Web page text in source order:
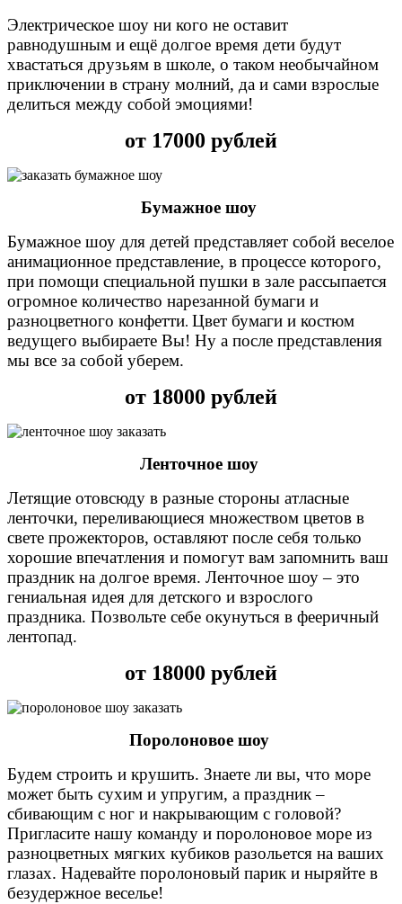
Электрическое шоу ни кого не оставит
равнодушным и ещё долгое время дети будут
хвастаться друзьям в школе, о таком необычайном
приключении в страну молний, да и сами взрослые
делиться между собой эмоциями!
от 17000 рублей
Бумажное шоу
Бумажное шоу для детей представляет собой веселое
анимационное представление, в процессе которого,
при помощи специальной пушки в зале рассыпается
огромное количество нарезанной бумаги и
разноцветного конфетти. Цвет бумаги и костюм
ведущего выбираете Вы! Ну а после представления
мы все за собой уберем.
от 18000 рублей
Ленточное шоу
Летящие отовсюду в разные стороны атласные
ленточки, переливающиеся множеством цветов в
свете прожекторов, оставляют после себя только
хорошие впечатления и помогут вам запомнить ваш
праздник на долгое время. Ленточное шоу – это
гениальная идея для детского и взрослого
праздника. Позвольте себе окунуться в фееричный
лентопад.
от 18000 рублей
Поролоновое шоу
Будем строить и крушить. Знаете ли вы, что море
может быть сухим и упругим, а праздник –
сбивающим с ног и накрывающим с головой?
Пригласите нашу команду и поролоновое море из
разноцветных мягких кубиков разольется на ваших
глазах. Надевайте поролоновый парик и ныряйте в
безудержное веселье!